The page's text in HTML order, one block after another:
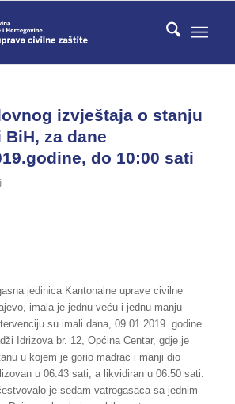
izvještaja o stanju
za dane
do 10:00 sati
jedinica Kantonalne uprave civilne
imala je jednu veću i jednu manju
su imali dana, 09.01.2019. godine
Idrizova br. 12, Općina Centar, gdje je
u kojem je gorio madrac i manji dio
u 06:43 sati, a likvidiran u 06:50 sati.
je sedam vatrogasaca sa jednim